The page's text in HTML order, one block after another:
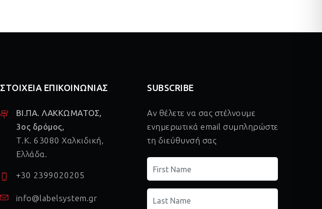
ΣΤΟΙΧΕΙΑ ΕΠΙΚΟΙΝΩΝΙΑΣ
ΒΙ.ΠΑ. ΛΑΚΚΩΜΑΤΟΣ,
3ος δρόμος,
Τ.Κ. 63080 Χαλκιδική,
Ελλάδα.
+30 2399020205
info@labelsystem.gr
SUBSCRIBE
Αν θέλετε να σας στέλνουμε
ενημερωτικά email συμπληρώστε
τη διεύθυνσή σας